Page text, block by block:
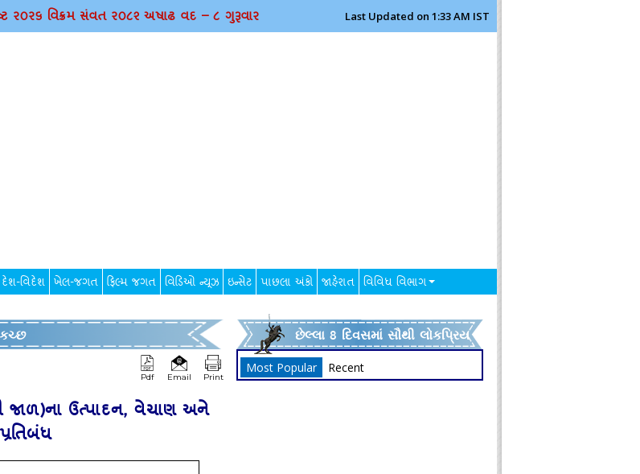
ર૦ર૬ વિક્રમ સંવત ર૦૮૨ અષાઢ વદ – ૮ ગુરૂવાર Last Updated on 1:33 AM IST
દેશ-વિદેશ ખેલ-જગત ફિલ્મ જગત વિડિઓ ન્યૂઝ ઇન્સેટ પાછલા અંકો જાહેરાત વિવિધ વિભાગ
કચ્છ
Pdf Email Print
જાળ)ના ઉત્‍પાદન, વેચાણ અને
છેલ્લા 8 દિવસમાં સૌથી લોકપ્રિય
Most Popular Recent